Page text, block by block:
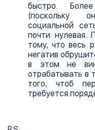
быстро.
(поскольку
социальной
почти нулевая.
тому, что весь
негатив
в этом не
отрабатывать в
того, чтоб
требуется